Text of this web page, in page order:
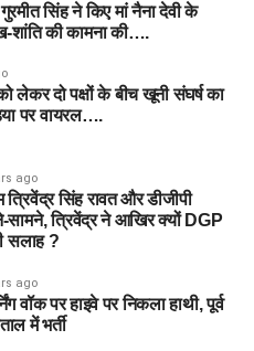
सिंह ने किए मां नैना देवी के
शांति की कामना की….
लेकर दो पक्षों के बीच खूनी संघर्ष का
पर वायरल….
ago
त्रिवेंद्र सिंह रावत और डीजीपी
त्रिवेंद्र ने आखिर क्यों DGP
सलाह ?
ago
वॉक पर हाइवे पर निकला हाथी, पूर्व
में भर्ती